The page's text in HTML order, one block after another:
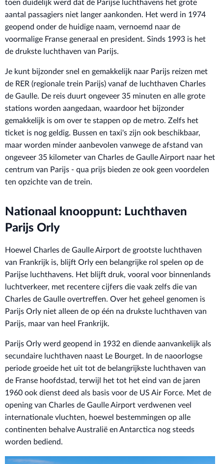
toen duidelijk werd dat de Parijse luchthavens het grote
aantal passagiers niet langer aankonden. Het werd in 1974
geopend onder de huidige naam, vernoemd naar de
voormalige Franse generaal en president. Sinds 1993 is het
de drukste luchthaven van Parijs.
Je kunt bijzonder snel en gemakkelijk naar Parijs reizen met
de RER (regionale trein Parijs) vanaf de luchthaven Charles
de Gaulle. De reis duurt ongeveer 35 minuten en alle grote
stations worden aangedaan, waardoor het bijzonder
gemakkelijk is om over te stappen op de metro. Zelfs het
ticket is nog geldig. Bussen en taxi's zijn ook beschikbaar,
maar worden minder aanbevolen vanwege de afstand van
ongeveer 35 kilometer van Charles de Gaulle Airport naar het
centrum van Parijs - qua prijs bieden ze ook geen voordelen
ten opzichte van de trein.
Nationaal knooppunt: Luchthaven
Parijs Orly
Hoewel Charles de Gaulle Airport de grootste luchthaven
van Frankrijk is, blijft Orly een belangrijke rol spelen op de
Parijse luchthavens. Het blijft druk, vooral voor binnenlands
luchtverkeer, met recentere cijfers die vaak zelfs die van
Charles de Gaulle overtreffen. Over het geheel genomen is
Parijs Orly niet alleen de op één na drukste luchthaven van
Parijs, maar van heel Frankrijk.
Parijs Orly werd geopend in 1932 en diende aanvankelijk als
secundaire luchthaven naast Le Bourget. In de naoorlogse
periode groeide het uit tot de belangrijkste luchthaven van
de Franse hoofdstad, terwijl het tot het eind van de jaren
1960 ook dienst deed als basis voor de US Air Force. Met de
opening van Charles de Gaulle Airport verdwenen veel
internationale vluchten, hoewel bestemmingen op alle
continenten behalve Australië en Antarctica nog steeds
worden bediend.